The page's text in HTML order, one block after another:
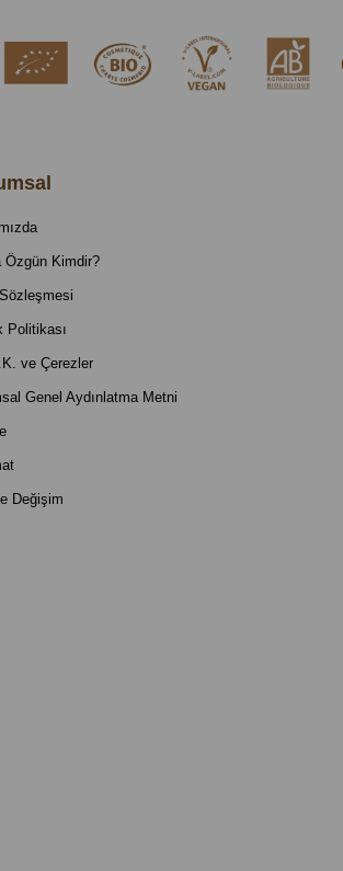
Özgün Kimdir?
Politikası
ve Çerezler
Genel Aydınlatma Metni
Değişim